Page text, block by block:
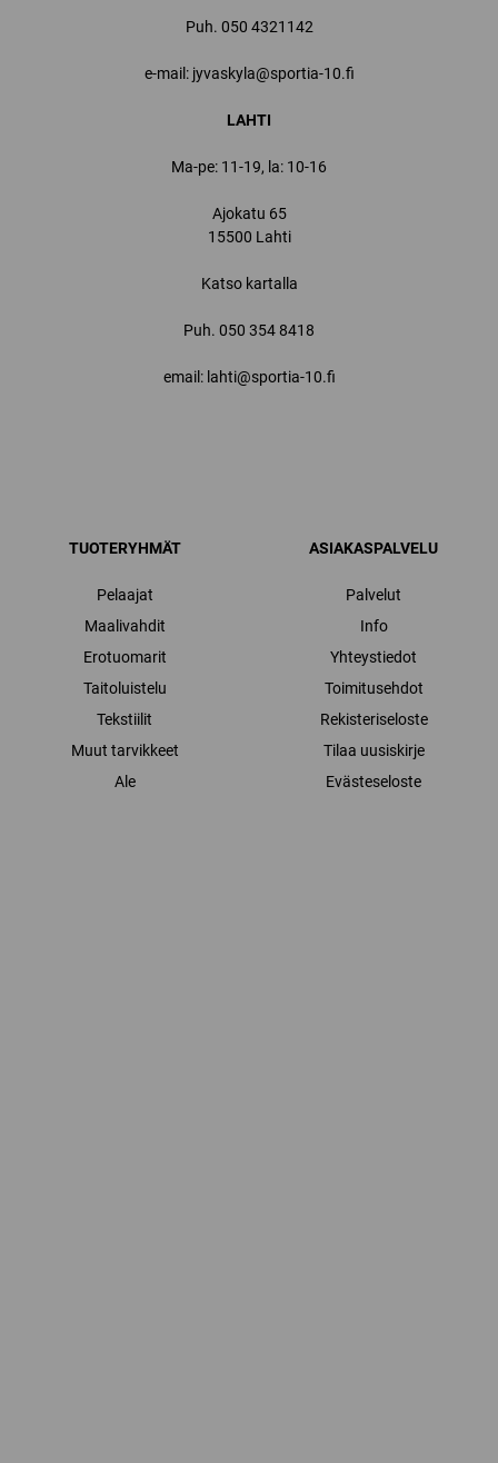
Puh. 050 4321142
e-mail: jyvaskyla@sportia-10.fi
LAHTI
Ma-pe: 11-19, la: 10-16
Ajokatu 65
15500 Lahti
Katso kartalla
Puh. 050 354 8418
email: lahti@sportia-10.fi
TUOTERYHMÄT
Pelaajat
Maalivahdit
Erotuomarit
Taitoluistelu
Tekstiilit
Muut tarvikkeet
Ale
ASIAKASPALVELU
Palvelut
Info
Yhteystiedot
Toimitusehdot
Rekisteriseloste
Tilaa uusiskirje
Evästeseloste